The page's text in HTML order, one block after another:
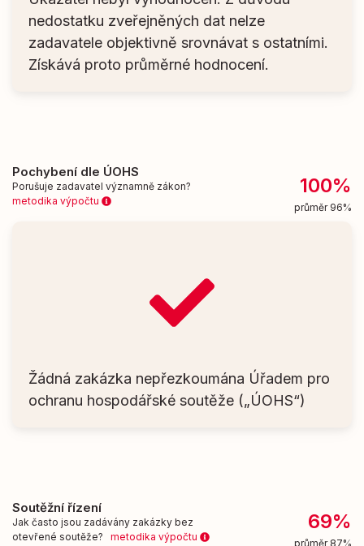
nedostatku zveřejněných dat nelze
zadavatele objektivně srovnávat s ostatními.
Získává proto průměrné hodnocení.
Pochybení dle ÚOHS
Porušuje zadavatel významně zákon?
metodika výpočtu
100%
průměr 96%
Žádná zakázka nepřezkoumána Úřadem pro
ochranu hospodářské soutěže („ÚOHS“)
Soutěžní řízení
Jak často jsou zadávány zakázky bez
otevřené soutěže? metodika výpočtu
69%
průměr 87%